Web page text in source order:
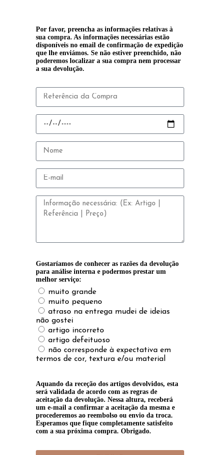
Por favor, preencha as informações relativas à
sua compra. As informações necessárias estão
disponíveis no email de confirmação de expedição
que lhe enviámos. Se não estiver preenchido, não
poderemos localizar a sua compra nem processar
a sua devolução.
Gostaríamos de conhecer as razões da devolução
para análise interna e podermos prestar um
melhor serviço:
muito grande
muito pequeno
atraso na entrega mudei de ideias
não gostei
artigo incorreto
artigo defeituoso
não corresponde à expectativa em
termos de cor, textura e/ou material
Aquando da receção dos artigos devolvidos, esta
será validada de acordo com as regras de
aceitação da devolução. Nessa altura, receberá
um e-mail a confirmar a aceitação da mesma e
procederemos ao reembolso ou envio da troca.
Esperamos que fique completamente satisfeito
com a sua próxima compra. Obrigado.